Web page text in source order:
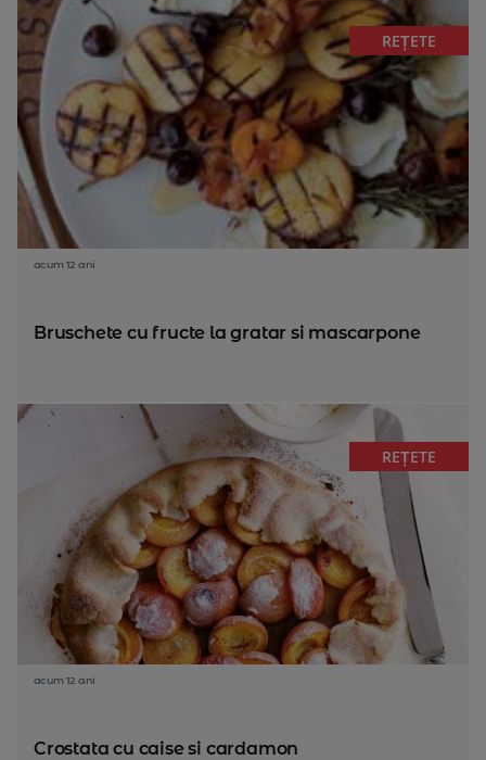
REȚETE
acum 12 ani
Bruschete cu fructe la gratar si mascarpone
REȚETE
acum 12 ani
Crostata cu caise si cardamon